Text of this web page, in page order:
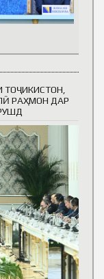
РАҲМОН ДАР